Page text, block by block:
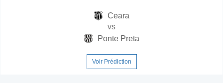
Ceara
vs
Ponte Preta
Voir Prédiction